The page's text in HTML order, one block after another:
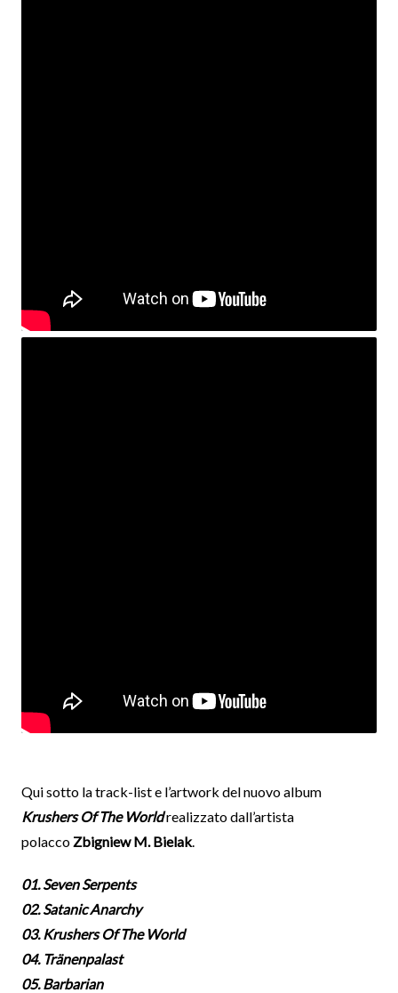
Qui sotto la track-list e l’artwork del nuovo album
Krushers Of The Worldrealizzato dall’artista
polaccoZbigniew M. Bielak.
01. Seven Serpents
02. Satanic Anarchy
03. Krushers Of The World
04. Tränenpalast
05. Barbarian